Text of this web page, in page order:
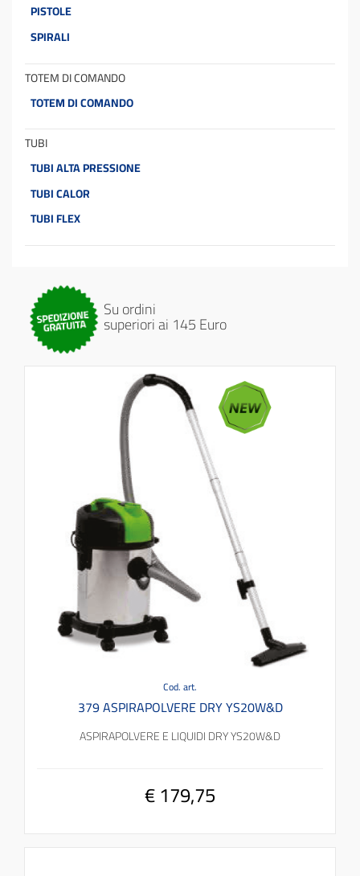
PISTOLE
SPIRALI
TOTEM DI COMANDO
TOTEM DI COMANDO
TUBI
TUBI ALTA PRESSIONE
TUBI CALOR
TUBI FLEX
Su ordini
superiori ai 145 Euro
Cod. art.
379 ASPIRAPOLVERE DRY YS20W&D
ASPIRAPOLVERE E LIQUIDI DRY YS20W&D
€ 179,75